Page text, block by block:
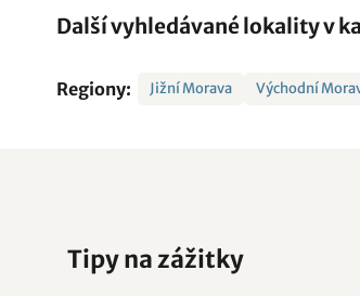
Další vyhledávané lokality v
Regiony: Jižní Morava Východní
Tipy na zážitky